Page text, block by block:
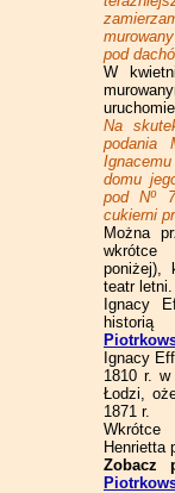
pod
W
Na
podania
domu
pod Nº
cukierni
Można
wkrótce
poniżej),
teatr letni.
Ignacy
Ignacy
1810 r.
Łodzi,
1871 r.
Henrietta
Zobacz